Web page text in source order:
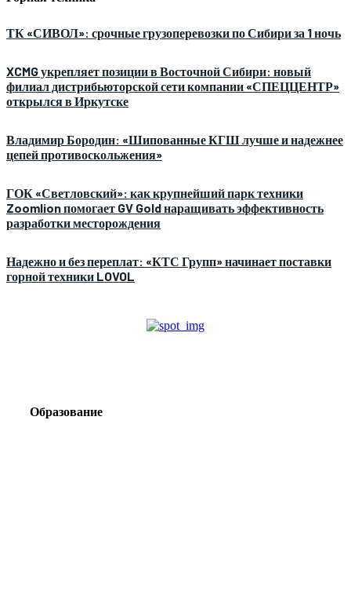
ТК «СИВОЛ»: срочные грузоперевозки по Сибири за 1 ночь
XCMG укрепляет позиции в Восточной Сибири: новый
филиал дистрибьюторской сети компании «СПЕЦЦЕНТР»
открылся в Иркутске
Владимир Бородин: «Шипованные КГШ лучше и надежнее
цепей противоскольжения»
ГОК «Светловский»: как крупнейший парк техники
Zoomlion помогает GV Gold наращивать эффективность
разработки месторождения
Надежно и без переплат: «КТС Групп» начинает поставки
горной техники LOVOL
Образование